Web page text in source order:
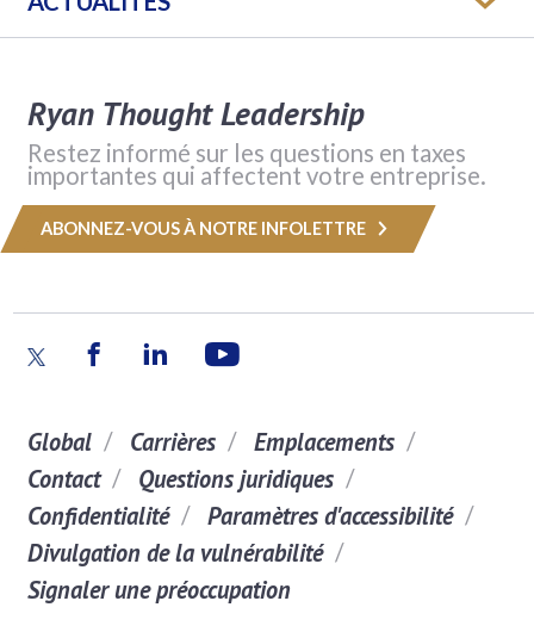
Ryan Thought Leadership
Restez informé sur les questions en taxes
importantes qui affectent votre entreprise.
ABONNEZ-VOUS À NOTRE INFOLETTRE
Global Carrières
Emplacements
Contact
Questions juridiques
Confidentialité
Paramètres d'accessibilité
Divulgation de la vulnérabilité
Signaler une préoccupation